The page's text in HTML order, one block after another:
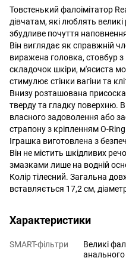
Товстенький фалоімітатор
дівчатам, які люблять
збудливе почуття
Він виглядає як справжній
виражена головка, стовбур
складочок шкіри, м'ясиста
стимулює стінки вагіни та
Внизу розташована
тверду та гладку поверхню.
власного задоволення або
страпону з кріпленням O-
Іграшка виготовлена з
Він не містить шкідливих
змазками лише на водній
Колір тілесний. Загальна
вставляється 17,2 см,
Характеристики
SMART-фільтри
Великі
анального